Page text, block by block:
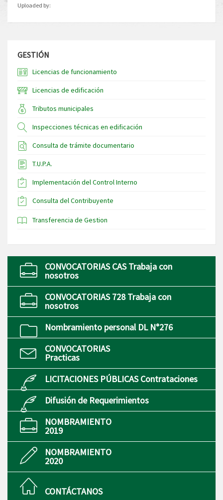
Uploaded by:
GESTIÓN
Licencias de funcionamiento
Licencias de edificación
Tributos municipales
Inspecciones técnicas en edificación
Consulta de trámite documentario
T.U.P.A.
Implementación del Control Interno
Consulta del Contribuyente
Transferencia de Gestion
CONVOCATORIAS CAS Trabaja con
nosotros
CONVOCATORIAS 728 Trabaja con
nosotros
Nombramiento personal DL N°276
CONVOCATORIAS
Practicas
LICITACIONES PÚBLICAS Contrataciones
Difusión de Requerimientos
NOMBRAMIENTO
2019
NOMBRAMIENTO
2020
CONTÁCTANOS